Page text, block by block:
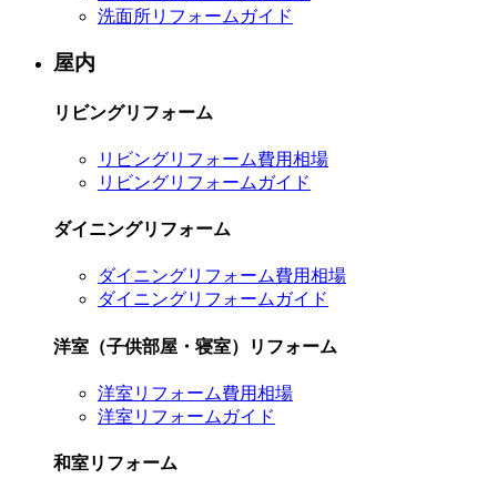
洗面所リフォームガイド
屋内
リビングリフォーム
リビングリフォーム費用相場
リビングリフォームガイド
ダイニングリフォーム
ダイニングリフォーム費用相場
ダイニングリフォームガイド
洋室（子供部屋・寝室）リフォーム
洋室リフォーム費用相場
洋室リフォームガイド
和室リフォーム